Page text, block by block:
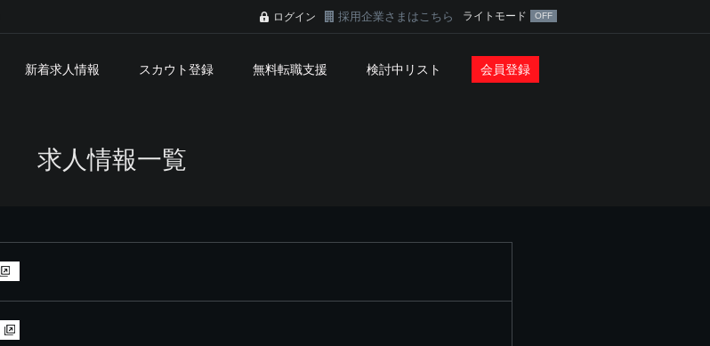
ログイン 採用企業さまはこちら ライトモード
新着求人情報 スカウト登録 無料転職支援 検討中リスト 会員登録
求人情報一覧